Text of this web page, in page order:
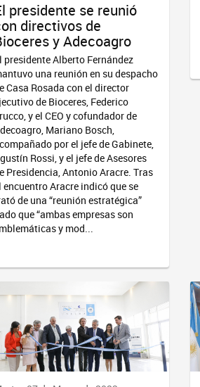
presidente se reunió
directivos de
y Adecoagro
presidente Alberto Fernández
una reunión en su despacho
Casa Rosada con el director
de Bioceres, Federico
y el CEO y cofundador de
Mariano Bosch,
por el jefe de Gabinete,
Rossi, y el jefe de Asesores
Presidencia, Antonio Aracre. Tras
encuentro Aracre indicó que se
de una “reunión estratégica”
que “ambas empresas son
y mod...